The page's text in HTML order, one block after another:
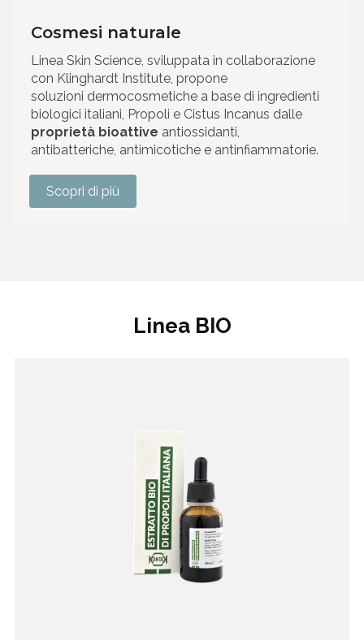
Cosmesi naturale
Linea Skin Science, sviluppata in collaborazione
con Klinghardt Institute, propone
soluzioni dermocosmetiche a base di ingredienti
biologici italiani, Propoli e Cistus Incanus dalle
proprietà bioattive antiossidanti,
antibatteriche, antimicotiche e antinfiammatorie.
Scopri di più
Linea BIO